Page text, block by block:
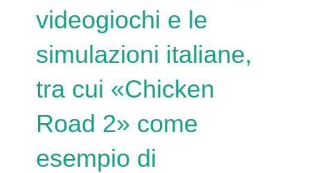
videogiochi e le
simulazioni italiane,
tra cui «Chicken
Road 2» come
esempio di